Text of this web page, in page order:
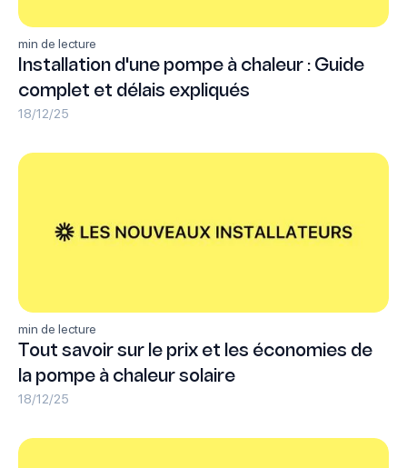
min de lecture
Installation d'une pompe à chaleur : Guide
complet et délais expliqués
18/12/25
min de lecture
Tout savoir sur le prix et les économies de
la pompe à chaleur solaire
18/12/25